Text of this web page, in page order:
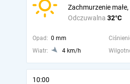
Odczuwalna 32°C
Zachmurzenie
Opad: 0 mm
Wiatr:
4 km/h
10:00